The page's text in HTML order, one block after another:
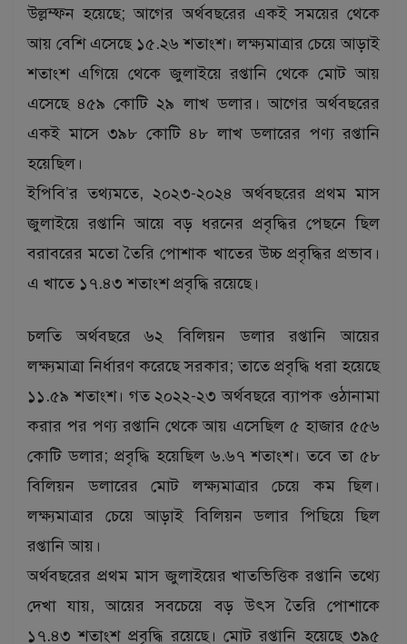
উল্লম্ফন হয়েছে; আগের অর্থবছরের একই সময়ের থেকে
আয় বেশি এসেছে ১৫.২৬ শতাংশ। লক্ষ্যমাত্রার চেয়ে আড়াই
শতাংশ এগিয়ে থেকে জুলাইয়ে রপ্তানি থেকে মোট আয়
এসেছে ৪৫৯ কোটি ২৯ লাখ ডলার। আগের অর্থবছরের
একই মাসে ৩৯৮ কোটি ৪৮ লাখ ডলারের পণ্য রপ্তানি
হয়েছিল।
ইপিবি’র তথ্যমতে, ২০২৩-২০২৪ অর্থবছরের প্রথম মাস
জুলাইয়ে রপ্তানি আয়ে বড় ধরনের প্রবৃদ্ধির পেছনে ছিল
বরাবরের মতো তৈরি পোশাক খাতের উচ্চ প্রবৃদ্ধির প্রভাব।
এ খাতে ১৭.৪৩ শতাংশ প্রবৃদ্ধি রয়েছে।
চলতি অর্থবছরে ৬২ বিলিয়ন ডলার রপ্তানি আয়ের
লক্ষ্যমাত্রা নির্ধারণ করেছে সরকার; তাতে প্রবৃদ্ধি ধরা হয়েছে
১১.৫৯ শতাংশ। গত ২০২২-২৩ অর্থবছরে ব্যাপক ওঠানামা
করার পর পণ্য রপ্তানি থেকে আয় এসেছিল ৫ হাজার ৫৫৬
কোটি ডলার; প্রবৃদ্ধি হয়েছিল ৬.৬৭ শতাংশ। তবে তা ৫৮
বিলিয়ন ডলারের মোট লক্ষ্যমাত্রার চেয়ে কম ছিল।
লক্ষ্যমাত্রার চেয়ে আড়াই বিলিয়ন ডলার পিছিয়ে ছিল
রপ্তানি আয়।
অর্থবছরের প্রথম মাস জুলাইয়ের খাতভিত্তিক রপ্তানি তথ্যে
দেখা যায়, আয়ের সবচেয়ে বড় উৎস তৈরি পোশাকে
১৭.৪৩ শতাংশ প্রবৃদ্ধি রয়েছে। মোট রপ্তানি হয়েছে ৩৯৫